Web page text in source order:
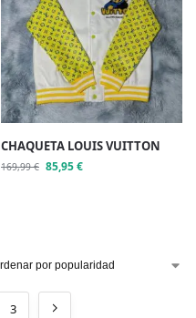
CHAQUETA LOUIS VUITTON
169,99€ 85,95€
3